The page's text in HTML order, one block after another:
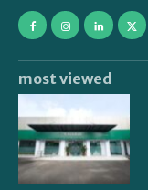
most viewed